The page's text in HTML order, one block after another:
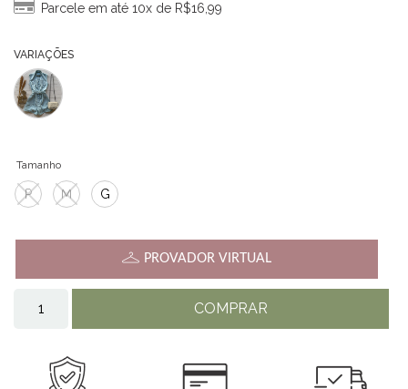
Parcele em até 10x de R$16,99
VARIAÇÕES
Tamanho
P M G
PROVADOR VIRTUAL
COMPRAR